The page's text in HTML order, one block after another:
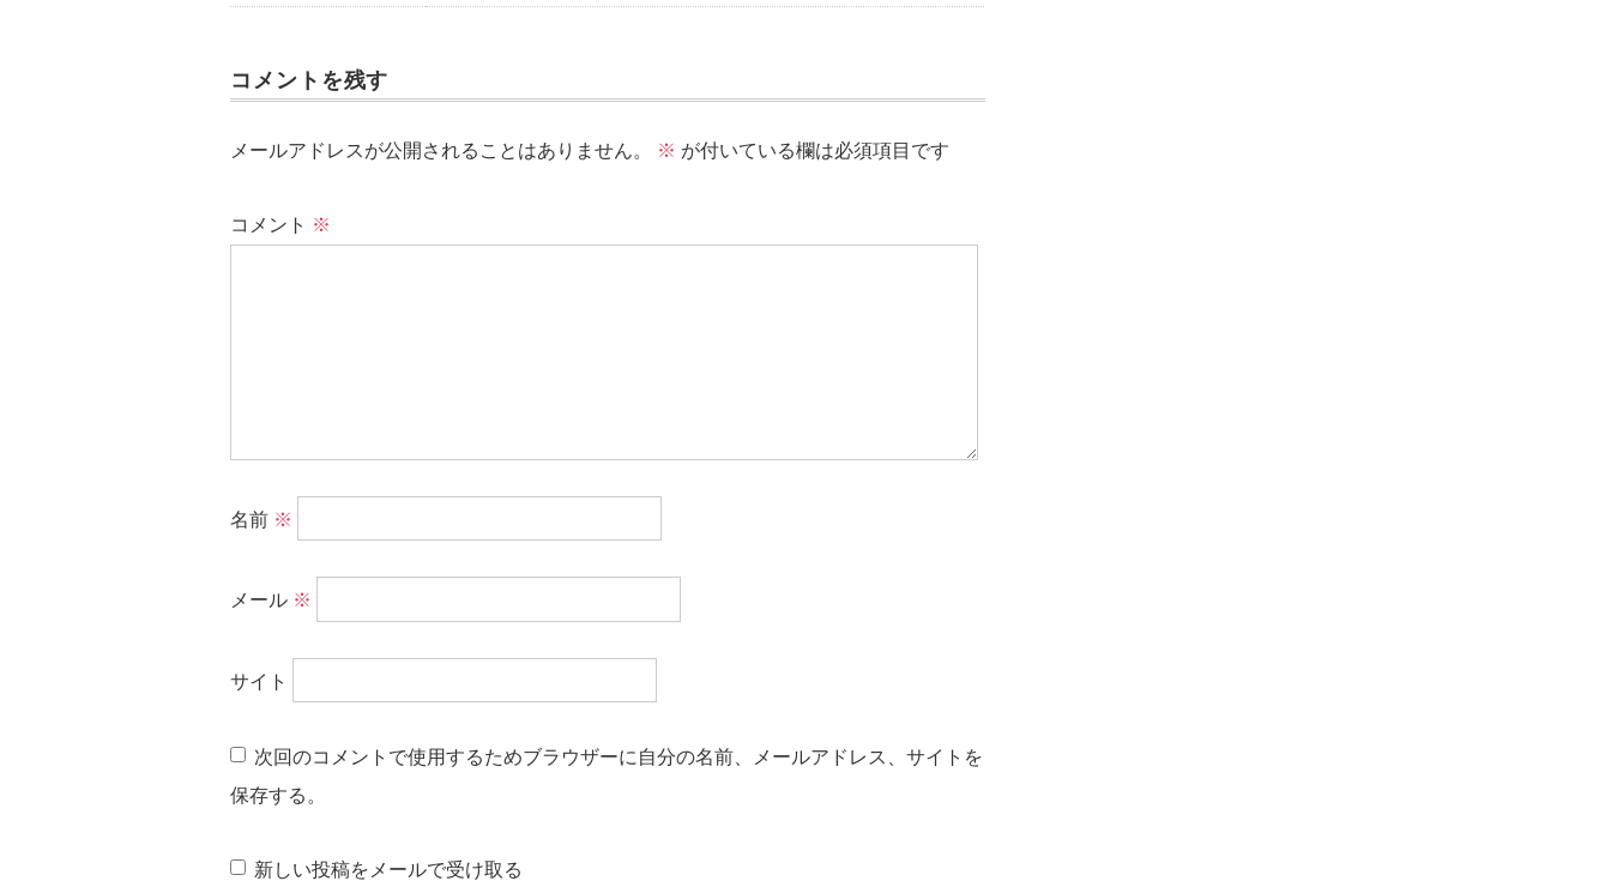
コメントを残す
メールアドレスが公開されることはありません。 ※ が付いている欄は必須項目です
コメント ※
名前 ※
メール ※
サイト
次回のコメントで使用するためブラウザーに自分の名前、メールアドレス、サイトを
保存する。
新しい投稿をメールで受け取る